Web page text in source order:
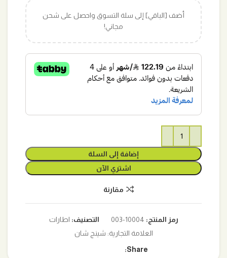
أضف [الباقي] إلى سلة التسوق واحصل على شحن
مجاني!
إضافة إلى السلة
اشتري الآن
مقارنة
رمز المنتج: 10004-003 التصنيف: اطارات
العلامة التجارية: شينج شان
Share: